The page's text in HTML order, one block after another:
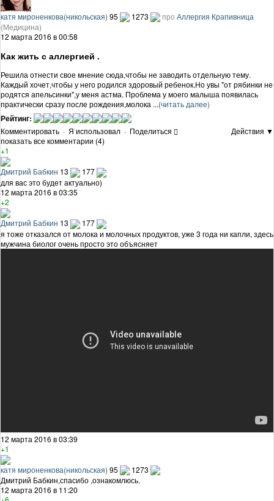
катя мироненкова(никольская) 95 1273 про Аллергия Крапивница
(Медицина)
12 марта 2016 в 00:58
Как жить с аллергией .
Решила отнести свое мнение сюда,чтобы не заводить отдельную тему.
Каждый хочет,чтобы у него родился здоровый ребенок.Но увы "от рябинки не
родятся апельсинки",у меня астма. Проблема у моего малыша появилась
практически сразу после рождения,молока ...(читать далее)
Рейтинг:
Комментировать · Я использовал · Поделиться
Действия ▼
показать все комментарии (4)
+1
Дмитрий Бабкин 13
177
для вас это будет актуально)
12 марта 2016 в 03:35
+2
Дмитрий Бабкин 13
177
я тоже отказался от молока и молочных продуктов, уже 3 года ни капли, здесь
мужчина биолог очень просто это объясняет
12 марта 2016 в 03:39
+1
катя мироненкова(никольская) 95
1273
Дмитрий Бабкин,спасибо ,ознакомлюсь.
12 марта 2016 в 11:20